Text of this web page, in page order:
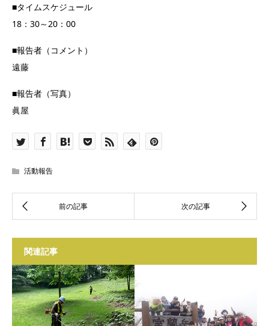
■タイムスケジュール
18：30～20：00
■報告者（コメント）
遠藤
■報告者（写真）
眞屋
活動報告
関連記事